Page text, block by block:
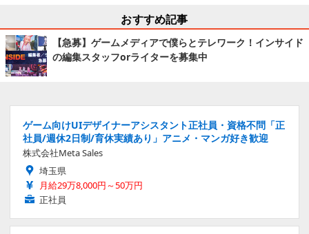
おすすめ記事
【急募】ゲームメディアで僕らとテレワーク！インサイド
の編集スタッフorライターを募集中
ゲーム向けUIデザイナーアシスタント正社員・資格不問「正
社員/週休2日制/育休実績あり」アニメ・マンガ好き歓迎
株式会社Meta Sales
埼玉県
月給29万8,000円～50万円
正社員